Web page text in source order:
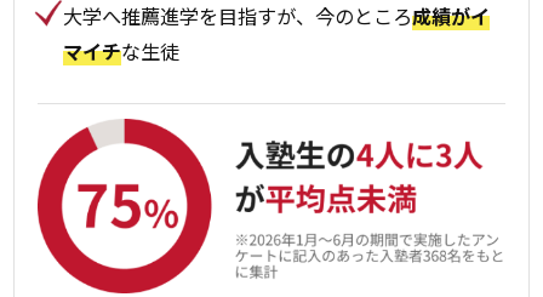
大学へ推薦進学を目指すが、今のところ成績がイ
マイチな生徒